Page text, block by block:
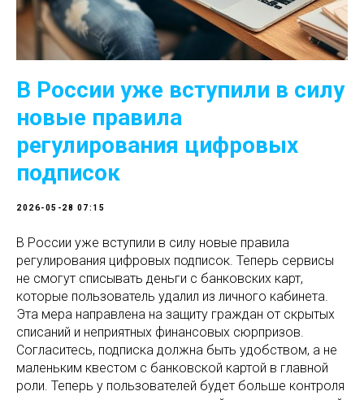
В России уже вступили в силу
новые правила
регулирования цифровых
подписок
2026-05-28 07:15
В России уже вступили в силу новые правила
регулирования цифровых подписок. Теперь сервисы
не смогут списывать деньги с банковских карт,
которые пользователь удалил из личного кабинета.
Эта мера направлена на защиту граждан от скрытых
списаний и неприятных финансовых сюрпризов.
Согласитесь, подписка должна быть удобством, а не
маленьким квестом с банковской картой в главной
роли. Теперь у пользователей будет больше контроля